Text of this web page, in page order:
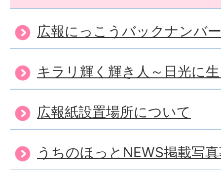
広報にっこうバックナンバー
キラリ輝く輝き人～日光に
広報紙設置場所について
うちのほっとNEWS掲載写